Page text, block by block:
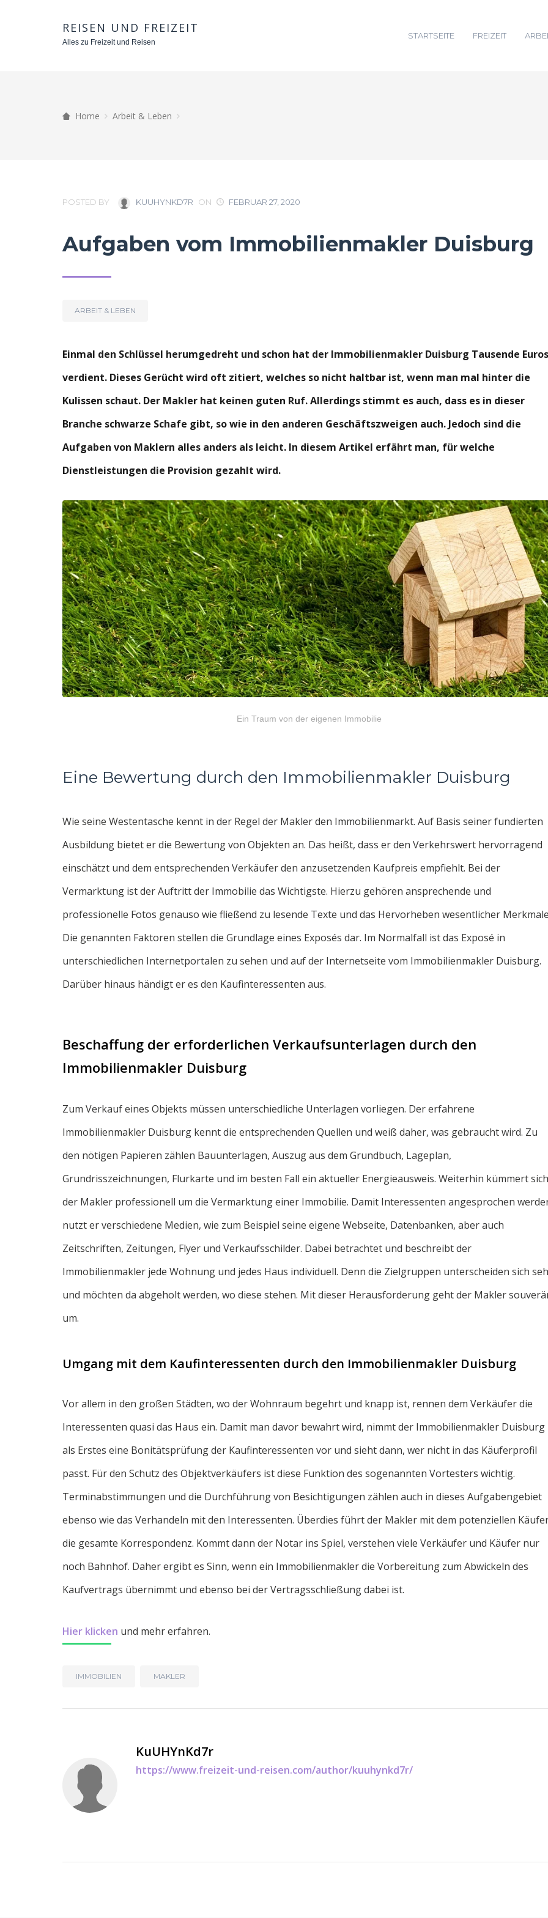
REISEN UND FREIZEIT
Alles zu Freizeit und Reisen
STARTSEITE FREIZEIT
Home Arbeit & Leben
POSTED BY KUUHYNKD7R ON FEBRUAR 27, 2020
Aufgaben vom Immobilienmakler Duisburg
ARBEIT & LEBEN
Einmal den Schlüssel herumgedreht und schon hat der Immobilienmakler Duisburg Tausende Euros
verdient. Dieses Gerücht wird oft zitiert, welches so nicht haltbar ist, wenn man mal hinter die
Kulissen schaut. Der Makler hat keinen guten Ruf. Allerdings stimmt es auch, dass es in dieser
Branche schwarze Schafe gibt, so wie in den anderen Geschäftszweigen auch. Jedoch sind die
Aufgaben von Maklern alles anders als leicht. In diesem Artikel erfährt man, für welche
Dienstleistungen die Provision gezahlt wird.
Ein Traum von der eigenen Immobilie
Eine Bewertung durch den Immobilienmakler Duisburg
Wie seine Westentasche kennt in der Regel der Makler den Immobilienmarkt. Auf Basis seiner fundierten
Ausbildung bietet er die Bewertung von Objekten an. Das heißt, dass er den Verkehrswert hervorragend
einschätzt und dem entsprechenden Verkäufer den anzusetzenden Kaufpreis empfiehlt. Bei der
Vermarktung ist der Auftritt der Immobilie das Wichtigste. Hierzu gehören ansprechende und
professionelle Fotos genauso wie fließend zu lesende Texte und das Hervorheben wesentlicher
Die genannten Faktoren stellen die Grundlage eines Exposés dar. Im Normalfall ist das Exposé in
unterschiedlichen Internetportalen zu sehen und auf der Internetseite vom Immobilienmakler Duisburg.
Darüber hinaus händigt er es den Kaufinteressenten aus.
Beschaffung der erforderlichen Verkaufsunterlagen durch den
Immobilienmakler Duisburg
Zum Verkauf eines Objekts müssen unterschiedliche Unterlagen vorliegen. Der erfahrene
Immobilienmakler Duisburg kennt die entsprechenden Quellen und weiß daher, was gebraucht wird. Zu
den nötigen Papieren zählen Bauunterlagen, Auszug aus dem Grundbuch, Lageplan,
Grundrisszeichnungen, Flurkarte und im besten Fall ein aktueller Energieausweis. Weiterhin kümmert sich
der Makler professionell um die Vermarktung einer Immobilie. Damit Interessenten angesprochen
nutzt er verschiedene Medien, wie zum Beispiel seine eigene Webseite, Datenbanken, aber auch
Zeitschriften, Zeitungen, Flyer und Verkaufsschilder. Dabei betrachtet und beschreibt der
Immobilienmakler jede Wohnung und jedes Haus individuell. Denn die Zielgruppen unterscheiden sich
und möchten da abgeholt werden, wo diese stehen. Mit dieser Herausforderung geht der Makler
um.
Umgang mit dem Kaufinteressenten durch den Immobilienmakler Duisburg
Vor allem in den großen Städten, wo der Wohnraum begehrt und knapp ist, rennen dem Verkäufer die
Interessenten quasi das Haus ein. Damit man davor bewahrt wird, nimmt der Immobilienmakler Duisburg
als Erstes eine Bonitätsprüfung der Kaufinteressenten vor und sieht dann, wer nicht in das Käuferprofil
passt. Für den Schutz des Objektverkäufers ist diese Funktion des sogenannten Vortesters wichtig.
Terminabstimmungen und die Durchführung von Besichtigungen zählen auch in dieses Aufgabengebiet
ebenso wie das Verhandeln mit den Interessenten. Überdies führt der Makler mit dem potenziellen
die gesamte Korrespondenz. Kommt dann der Notar ins Spiel, verstehen viele Verkäufer und Käufer nur
noch Bahnhof. Daher ergibt es Sinn, wenn ein Immobilienmakler die Vorbereitung zum Abwickeln des
Kaufvertrags übernimmt und ebenso bei der Vertragsschließung dabei ist.
Hier klicken und mehr erfahren.
IMMOBILIEN MAKLER
KuUHYnKd7r
https://www.freizeit-und-reisen.com/author/kuuhynkd7r/